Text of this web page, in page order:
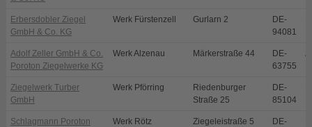
Erbersdobler Ziegel
GmbH & Co. KG
Werk Fürstenzell Gurlarn 2
DE-
94081
Adolf Zeller GmbH & Co.
Poroton Ziegelwerke KG
Werk Alzenau Märkerstraße 44
DE-
63755
Ziegelwerk Turber
GmbH
Werk Pförring
Riedenburger
Straße 25
DE-
85104
Schlagmann Poroton
Werk Rötz Ziegeleistraße 5
DE-